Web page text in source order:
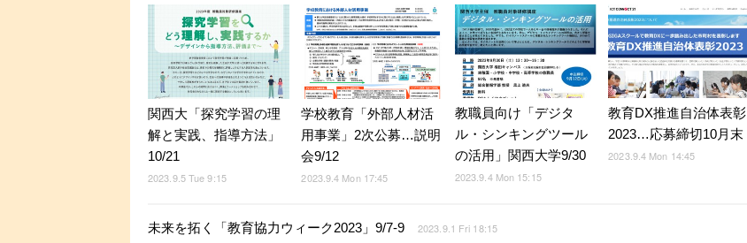
関西大「探究学習の理
解と実践、指導方法」
10/21
2023.9.5 Tue 9:15
学校教育「外部人材活
用事業」2次公募…説明
会9/12
2023.9.4 Mon 17:45
教職員向け「デジタ
ル・シンキングツール
の活用」関西大学9/30
2023.9.4 Mon 15:15
教育DX推進自治体表彰
2023…応募締切10月末
2023.9.4 Mon 14:45
未来を拓く「教育協力ウィーク2023」9/7-9 2023.9.1 Fri 18:15